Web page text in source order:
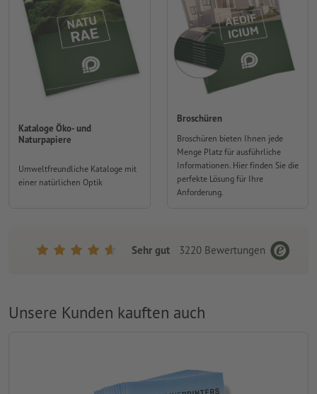
Kataloge Öko- und
Naturpapiere
Umweltfreundliche Kataloge mit
einer natürlichen Optik
Broschüren
Broschüren bieten Ihnen jede
Menge Platz für ausführliche
Informationen. Hier finden Sie die
perfekte Lösung für Ihre
Anforderung.
Sehr gut 3220Bewertungen
Unsere Kunden kauften auch